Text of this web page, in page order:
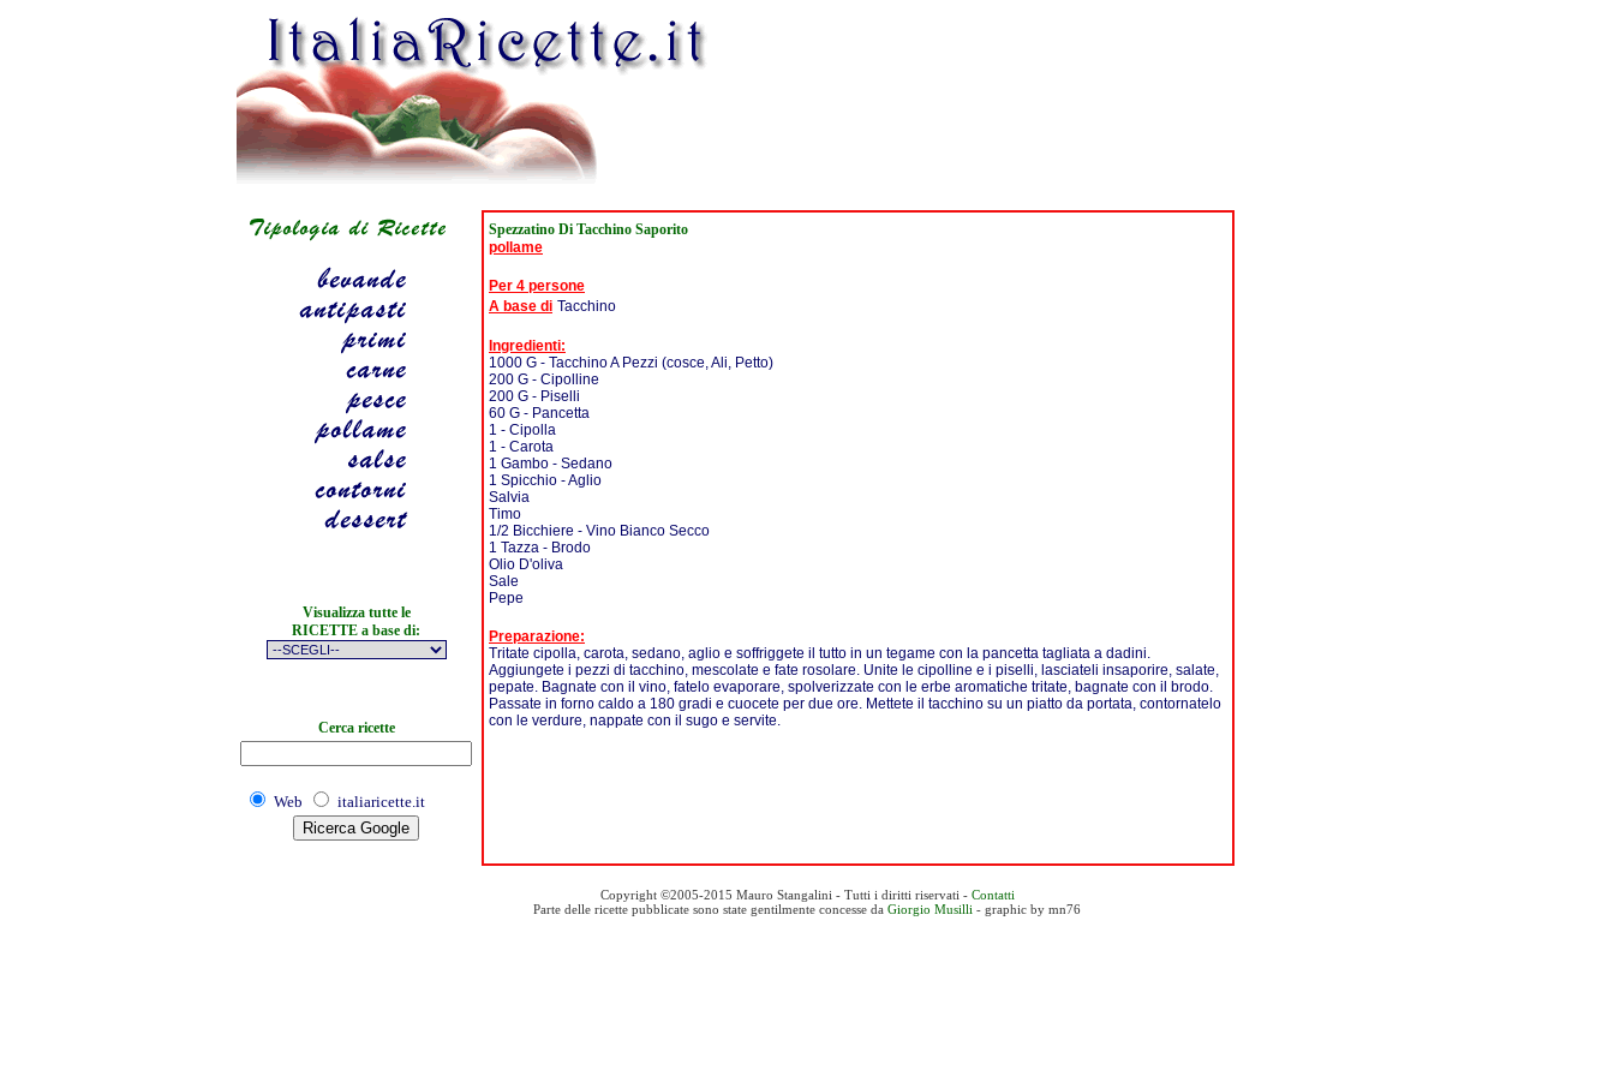
Visualizza tutte le
RICETTE a base di:
Cerca ricette
Web italiaricette.it
Spezzatino Di Tacchino Saporito
pollame
Per 4 persone
A base di Tacchino
Ingredienti:
1000 G - Tacchino A Pezzi (cosce, Ali, Petto)
200 G - Cipolline
200 G - Piselli
60 G - Pancetta
1 - Cipolla
1 - Carota
1 Gambo - Sedano
1 Spicchio - Aglio
Salvia
Timo
1/2 Bicchiere - Vino Bianco Secco
1 Tazza - Brodo
Olio D'oliva
Sale
Pepe
Preparazione:
Tritate cipolla, carota, sedano, aglio e soffriggete il tutto in un tegame con la pancetta tagliata a dadini.
Aggiungete i pezzi di tacchino, mescolate e fate rosolare. Unite le cipolline e i piselli, lasciateli insaporire, salate,
pepate. Bagnate con il vino, fatelo evaporare, spolverizzate con le erbe aromatiche tritate, bagnate con il brodo.
Passate in forno caldo a 180 gradi e cuocete per due ore. Mettete il tacchino su un piatto da portata, contornatelo
con le verdure, nappate con il sugo e servite.
Copyright ©2005-2015 Mauro Stangalini - Tutti i diritti riservati - Contatti
Parte delle ricette pubblicate sono state gentilmente concesse da Giorgio Musilli - graphic by mn76